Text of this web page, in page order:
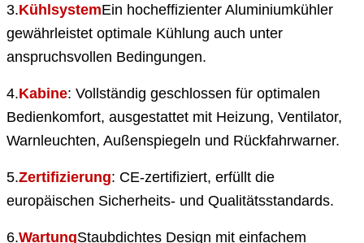
3.KühlsystemEin hocheffizienter Aluminiumkühler
gewährleistet optimale Kühlung auch unter
anspruchsvollen Bedingungen.
4.Kabine: Vollständig geschlossen für optimalen
Bedienkomfort, ausgestattet mit Heizung, Ventilator,
Warnleuchten, Außenspiegeln und Rückfahrwarner.
5.Zertifizierung: CE-zertifiziert, erfüllt die
europäischen Sicherheits- und Qualitätsstandards.
6.WartungStaubdichtes Design mit einfachem